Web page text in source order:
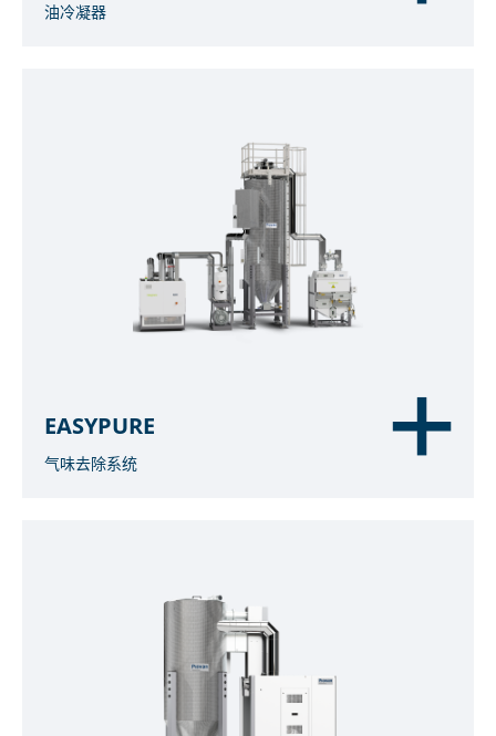
油冷凝器
EASYPURE
气味去除系统